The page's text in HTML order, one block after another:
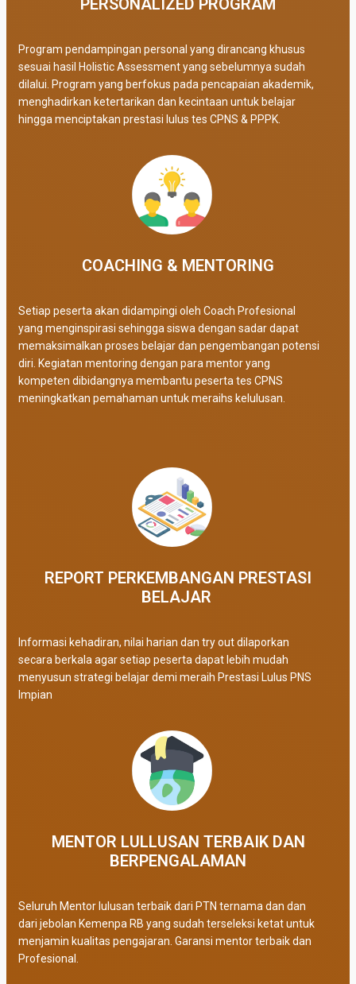
Program pendampingan personal yang dirancang khusus
sesuai hasil Holistic Assessment yang sebelumnya sudah
dilalui. Program yang berfokus pada pencapaian akademik,
menghadirkan ketertarikan dan kecintaan untuk belajar
hingga menciptakan prestasi lulus tes CPNS & PPPK.
COACHING & MENTORING
Setiap peserta akan didampingi oleh Coach Profesional
yang menginspirasi sehingga siswa dengan sadar dapat
memaksimalkan proses belajar dan pengembangan potensi
diri. Kegiatan mentoring dengan para mentor yang
kompeten dibidangnya membantu peserta tes CPNS
meningkatkan pemahaman untuk meraihs kelulusan.
REPORT PERKEMBANGAN PRESTASI
BELAJAR ​
Informasi kehadiran, nilai harian dan try out dilaporkan
secara berkala agar setiap peserta dapat lebih mudah
menyusun strategi belajar demi meraih Prestasi Lulus PNS
Impian
MENTOR LULLUSAN TERBAIK DAN
BERPENGALAMAN
Seluruh Mentor lulusan terbaik dari PTN ternama dan dan
dari jebolan Kemenpa RB yang sudah terseleksi ketat untuk
menjamin kualitas pengajaran. Garansi mentor terbaik dan
Profesional.